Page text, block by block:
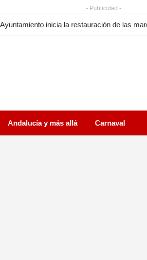
- Publicidad -
Andalucía y más allá Carnaval